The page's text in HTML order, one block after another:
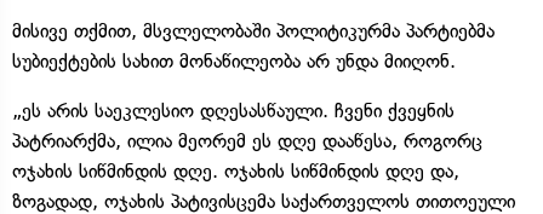
მისივე თქმით, მსვლელობაში პოლიტიკურმა პარტიებმა
სუბიექტების სახით მონაწილეობა არ უნდა მიიღონ.
„ეს არის საეკლესიო დღესასწაული. ჩვენი ქვეყნის
პატრიარქმა, ილია მეორემ ეს დღე დააწესა, როგორც
ოჯახის სიწმინდის დღე. ოჯახის სიწმინდის დღე და,
ზოგადად, ოჯახის პატივისცემა საქართველოს თითოეული